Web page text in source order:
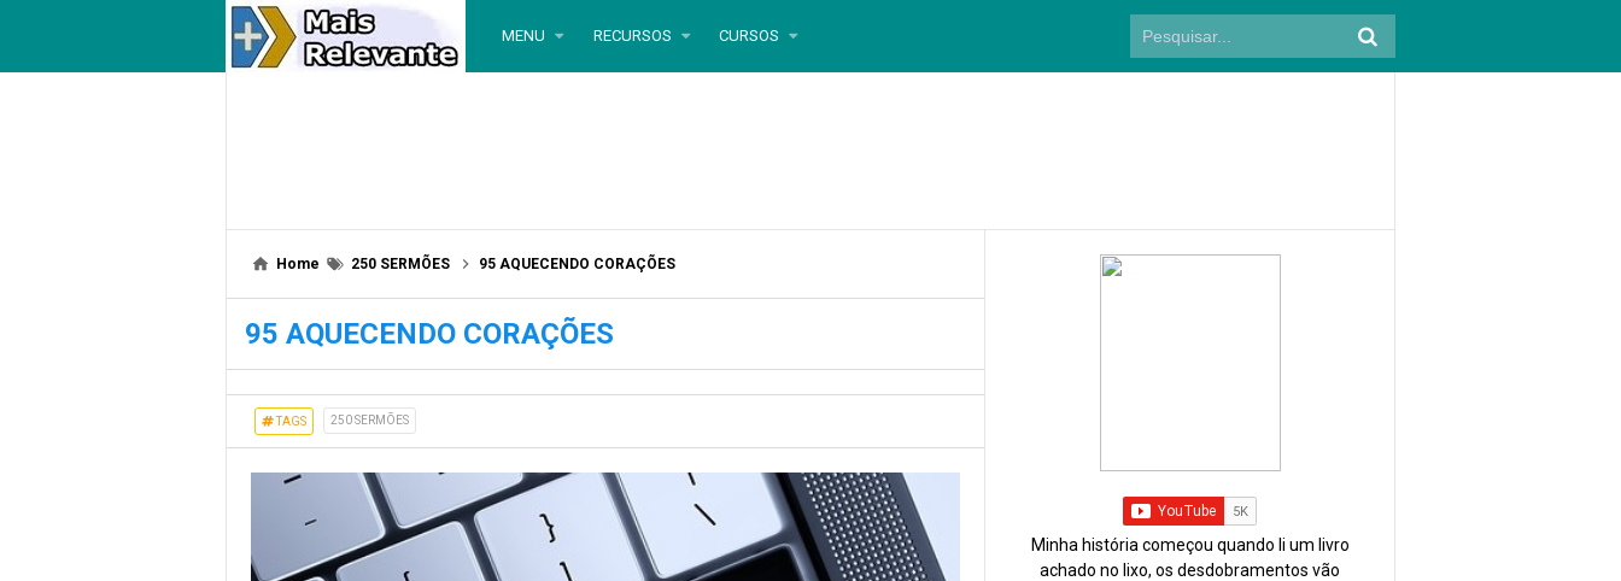
MENU RECURSOS CURSOS
Home 250 SERMÕES 95 AQUECENDO CORAÇÕES
95 AQUECENDO CORAÇÕES
TAGS 250 SERMÕES
Minha história começou quando li um livro
achado no lixo, os desdobramentos vão